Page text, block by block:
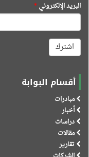
البريد الإلكتروني*
اشترك
أقسام البوابة
مبادرات
أخبار
دراسات
مقالات
تقارير